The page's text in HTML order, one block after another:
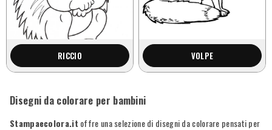
RICCIO VOLPE
Disegni da colorare per bambini
Stampaecolora.it offre una selezione di disegni da colorare pensati per